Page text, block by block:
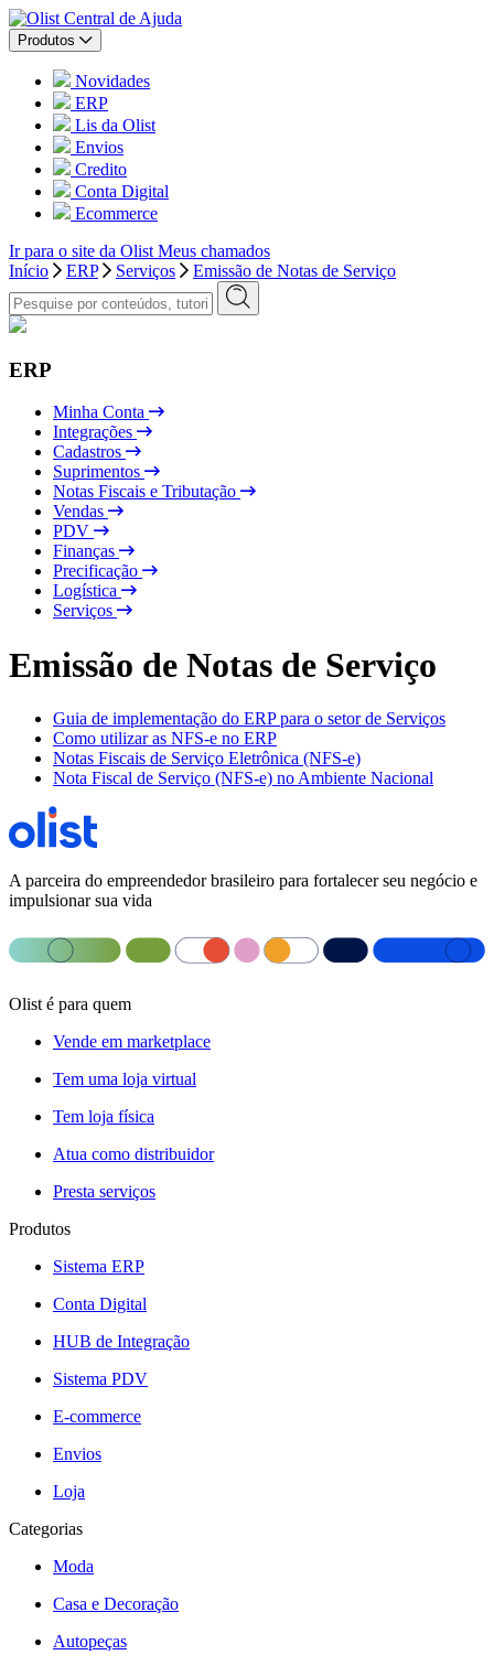
Central de Ajuda
Produtos
Novidades
ERP
Lis da Olist
Envios
Credito
Conta Digital
Ecommerce
Ir para o site da Olist Meus chamados
Início
ERP Serviços Emissão de Notas de Serviço
ERP
Minha Conta
Integrações
Cadastros
Suprimentos
Notas Fiscais e Tributação
Vendas
PDV
Finanças
Precificação
Logística
Serviços
Emissão de Notas de Serviço
Guia de implementação do ERP para o setor de Serviços
Como utilizar as NFS-e no ERP
Notas Fiscais de Serviço Eletrônica (NFS-e)
Nota Fiscal de Serviço (NFS-e) no Ambiente Nacional
A parceira do empreendedor brasileiro para fortalecer seu negócio e
impulsionar sua vida
Olist é para quem
Vende em marketplace
Tem uma loja virtual
Tem loja física
Atua como distribuidor
Presta serviços
Produtos
Sistema ERP
Conta Digital
HUB de Integração
Sistema PDV
E-commerce
Envios
Loja
Categorias
Moda
Casa e Decoração
Autopeças